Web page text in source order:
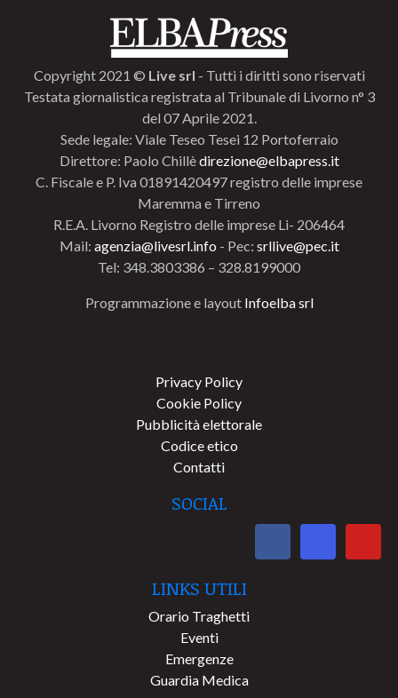
Copyright 2021 © Live srl - Tutti i diritti sono riservati
Testata giornalistica registrata al Tribunale di Livorno n° 3
del 07 Aprile 2021.
Sede legale: Viale Teseo Tesei 12 Portoferraio
Direttore: Paolo Chillèdirezione@elbapress.it
C. Fiscale e P. Iva 01891420497 registro delle imprese
Maremma e Tirreno
R.E.A. Livorno Registro delle imprese Li- 206464
Mail: agenzia@livesrl.info - Pec: srllive@pec.it
Tel: 348.3803386 – 328.8199000
Programmazione e layout Infoelba srl
Privacy Policy
Cookie Policy
Pubblicità elettorale
Codice etico
Contatti
SOCIAL
LINKS UTILI
Orario Traghetti
Eventi
Emergenze
Guardia Medica